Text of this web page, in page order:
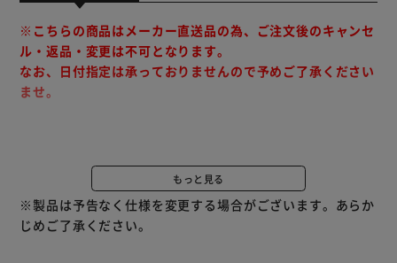
※こちらの商品はメーカー直送品の為、ご注文後のキャンセ
ル・返品・変更は不可となります。
なお、日付指定は承っておりませんので予めご了承ください
ませ。
本サイトでは、当社が定めた日数以上の期限残商品に限り、
出荷しています
さわやかで品のある香り｡
もっと見る
※製品は予告なく仕様を変更する場合がございます。あらか
じめご了承ください。